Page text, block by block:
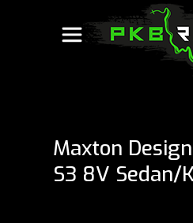
Maxton
S3 8V Sedan/